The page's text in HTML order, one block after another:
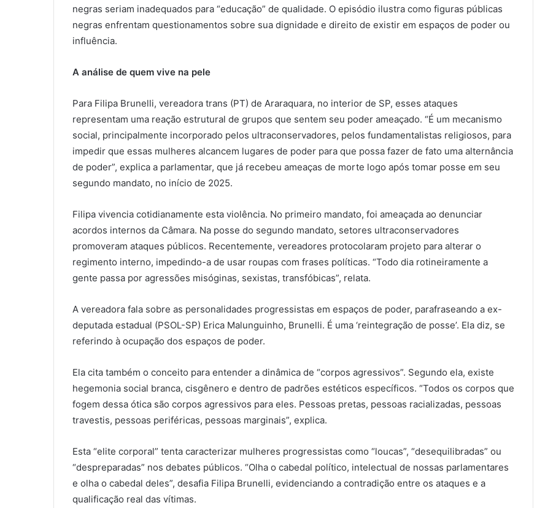
negras seriam inadequados para “educação” de qualidade. O episódio ilustra como figuras públicas
negras enfrentam questionamentos sobre sua dignidade e direito de existir em espaços de poder ou
influência.
A análise de quem vive na pele
Para Filipa Brunelli, vereadora trans (PT) de Araraquara, no interior de SP, esses ataques
representam uma reação estrutural de grupos que sentem seu poder ameaçado. “É um mecanismo
social, principalmente incorporado pelos ultraconservadores, pelos fundamentalistas religiosos, para
impedir que essas mulheres alcancem lugares de poder para que possa fazer de fato uma alternância
de poder”, explica a parlamentar, que já recebeu ameaças de morte logo após tomar posse em seu
segundo mandato, no início de 2025.
Filipa vivencia cotidianamente esta violência. No primeiro mandato, foi ameaçada ao denunciar
acordos internos da Câmara. Na posse do segundo mandato, setores ultraconservadores
promoveram ataques públicos. Recentemente, vereadores protocolaram projeto para alterar o
regimento interno, impedindo-a de usar roupas com frases políticas. “Todo dia rotineiramente a
gente passa por agressões misóginas, sexistas, transfóbicas”, relata.
A vereadora fala sobre as personalidades progressistas em espaços de poder, parafraseando a ex-
deputada estadual (PSOL-SP) Erica Malunguinho, Brunelli. É uma ‘reintegração de posse’. Ela diz, se
referindo à ocupação dos espaços de poder.
Ela cita também o conceito para entender a dinâmica de “corpos agressivos”. Segundo ela, existe
hegemonia social branca, cisgênero e dentro de padrões estéticos específicos. “Todos os corpos que
fogem dessa ótica são corpos agressivos para eles. Pessoas pretas, pessoas racializadas, pessoas
travestis, pessoas periféricas, pessoas marginais”, explica.
Esta “elite corporal” tenta caracterizar mulheres progressistas como “loucas”, “desequilibradas” ou
“despreparadas” nos debates públicos. “Olha o cabedal político, intelectual de nossas parlamentares
e olha o cabedal deles”, desafia Filipa Brunelli, evidenciando a contradição entre os ataques e a
qualificação real das vítimas.